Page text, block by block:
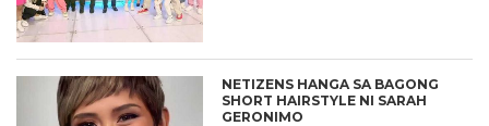
NETIZENS HANGA SA BAGONG
SHORT HAIRSTYLE NI SARAH
GERONIMO